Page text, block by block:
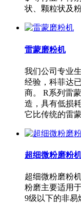
状、颗粒状及
雷蒙磨粉机
我们公司专业
经验，科菲达
商。 R系列雷
造，具有低损
它比传统的雷
超细微粉磨粉
超细微粉磨粉
粉磨主要适用
9级以下的非易